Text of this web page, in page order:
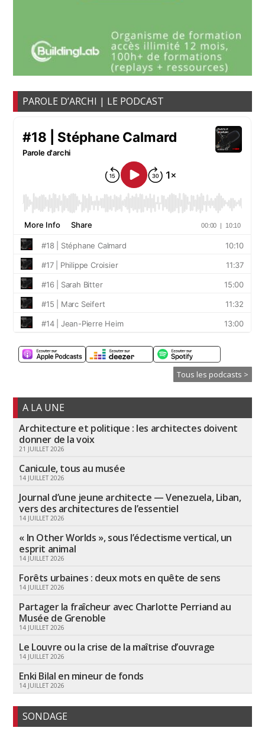
PAROLE D’ARCHI | LE PODCAST
Tous les podcasts >
A LA UNE
Architecture et politique : les architectes doivent
donner de la voix
21 JUILLET 2026
Canicule, tous au musée
14 JUILLET 2026
Journal d’une jeune architecte — Venezuela, Liban,
vers des architectures de l’essentiel
14 JUILLET 2026
« In Other Worlds », sous l’éclectisme vertical, un
esprit animal
14 JUILLET 2026
Forêts urbaines : deux mots en quête de sens
14 JUILLET 2026
Partager la fraîcheur avec Charlotte Perriand au
Musée de Grenoble
14 JUILLET 2026
Le Louvre ou la crise de la maîtrise d’ouvrage
14 JUILLET 2026
Enki Bilal en mineur de fonds
14 JUILLET 2026
SONDAGE